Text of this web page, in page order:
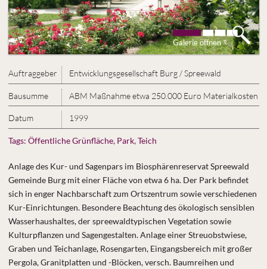
Galerie öffnen
Auftraggeber Entwicklungsgesellschaft Burg / Spreewald
Bausumme ABM Maßnahme etwa 250.000 Euro Materialkosten
Datum 1999
Tags: Öffentliche Grünfläche, Park, Teich
Anlage des Kur- und Sagenpars im Biosphärenreservat Spreewald
Gemeinde Burg mit einer Fläche von etwa 6 ha. Der Park befindet
sich in enger Nachbarschaft zum Ortszentrum sowie verschiedenen
Kur-Einrichtungen. Besondere Beachtung des ökologisch sensiblen
Wasserhaushaltes, der spreewaldtypischen Vegetation sowie
Kulturpflanzen und Sagengestalten. Anlage einer Streuobstwiese,
Graben und Teichanlage, Rosengarten, Eingangsbereich mit großer
Pergola, Granitplatten und -Blöcken, versch. Baumreihen und